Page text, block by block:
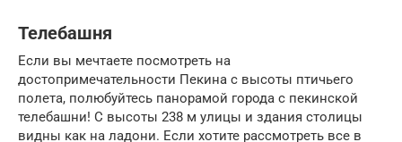
Телебашня
Если вы мечтаете посмотреть на
достопримечательности Пекина с высоты птичьего
полета, полюбуйтесь панорамой города с пекинской
телебашни! С высоты 238 м улицы и здания столицы
видны как на ладони. Если хотите рассмотреть все в